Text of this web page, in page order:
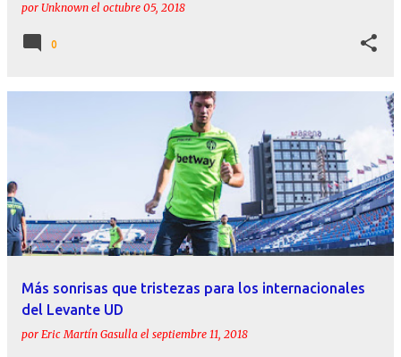
por Unknown el octubre 05, 2018
0
Más sonrisas que tristezas para los internacionales
del Levante UD
por Eric Martín Gasulla el septiembre 11, 2018